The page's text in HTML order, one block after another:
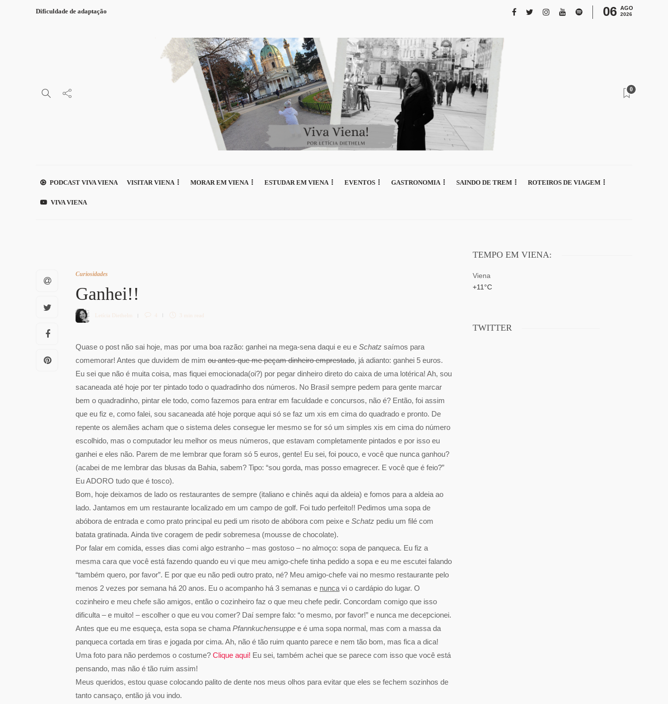
Dificuldade de adaptação 06 AGO
2026
0
PODCAST VIVA VIENA VISITAR VIENA MORAR EM VIENA ESTUDAR EM VIENA EVENTOS GASTRONOMIA SAINDO DE TREM ROTEIROS DE VIAGEM
VIVA VIENA
Curiosidades
Ganhei!!
Letícia Diethelm 4 3 min read
Quase o post não sai hoje, mas por uma boa razão: ganhei na mega-sena daqui e eu e Schatz saímos para
comemorar! Antes que duvidem de mim ou antes que me peçam dinheiro emprestado, já adianto: ganhei 5 euros.
Eu sei que não é muita coisa, mas fiquei emocionada(oi?) por pegar dinheiro direto do caixa de uma lotérica! Ah, sou
sacaneada até hoje por ter pintado todo o quadradinho dos números. No Brasil sempre pedem para gente marcar
bem o quadradinho, pintar ele todo, como fazemos para entrar em faculdade e concursos, não é? Então, foi assim
que eu fiz e, como falei, sou sacaneada até hoje porque aqui só se faz um xis em cima do quadrado e pronto. De
repente os alemães acham que o sistema deles consegue ler mesmo se for só um simples xis em cima do número
escolhido, mas o computador leu melhor os meus números, que estavam completamente pintados e por isso eu
ganhei e eles não. Parem de me lembrar que foram só 5 euros, gente! Eu sei, foi pouco, e você que nunca ganhou?
(acabei de me lembrar das blusas da Bahia, sabem? Tipo: “sou gorda, mas posso emagrecer. E você que é feio?”
Eu ADORO tudo que é tosco).
Bom, hoje deixamos de lado os restaurantes de sempre (italiano e chinês aqui da aldeia) e fomos para a aldeia ao
lado. Jantamos em um restaurante localizado em um campo de golf. Foi tudo perfeito!! Pedimos uma sopa de
abóbora de entrada e como prato principal eu pedi um risoto de abóbora com peixe e Schatz pediu um filé com
batata gratinada. Ainda tive coragem de pedir sobremesa (mousse de chocolate).
Por falar em comida, esses dias comi algo estranho – mas gostoso – no almoço: sopa de panqueca. Eu fiz a
mesma cara que você está fazendo quando eu vi que meu amigo-chefe tinha pedido a sopa e eu me escutei falando
“também quero, por favor”. E por que eu não pedi outro prato, né? Meu amigo-chefe vai no mesmo restaurante pelo
menos 2 vezes por semana há 20 anos. Eu o acompanho há 3 semanas e nunca vi o cardápio do lugar. O
cozinheiro e meu chefe são amigos, então o cozinheiro faz o que meu chefe pedir. Concordam comigo que isso
dificulta – e muito! – escolher o que eu vou comer? Daí sempre falo: “o mesmo, por favor!” e nunca me decepcionei.
Antes que eu me esqueça, esta sopa se chama Pfannkuchensuppe e é uma sopa normal, mas com a massa da
panqueca cortada em tiras e jogada por cima. Ah, não é tão ruim quanto parece e nem tão bom, mas fica a dica!
Uma foto para não perdemos o costume? Clique aqui! Eu sei, também achei que se parece com isso que você está
pensando, mas não é tão ruim assim!
Meus queridos, estou quase colocando palito de dente nos meus olhos para evitar que eles se fechem sozinhos de
tanto cansaço, então já vou indo.
TEMPO EM VIENA:
Viena
+11°C
TWITTER